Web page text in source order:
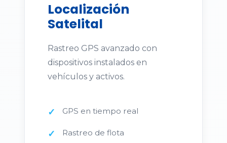
Localización
Satelital
Rastreo GPS avanzado con
dispositivos instalados en
vehículos y activos.
GPS en tiempo real
Rastreo de flota